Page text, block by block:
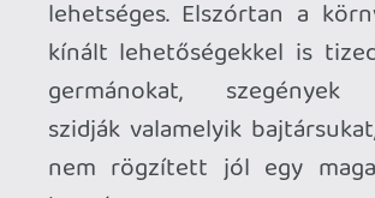
méltó utódjával. Legnagyobb örömömre
(vagy meglepetésemre?) az utóbbi
forgatókönyv valósult meg, aMimimi
Gamesbúcsúja után egy újabb kis német
stúdió karolta fel a szebb jövőre érdemes
rétegműfajt és már első játékukkal